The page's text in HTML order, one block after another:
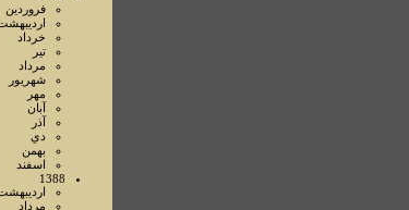
فروردين
خرداد
تير
مرداد
شهريور
مهر
آبان
آذر
دي
بهمن
اسفند
1388
مرداد